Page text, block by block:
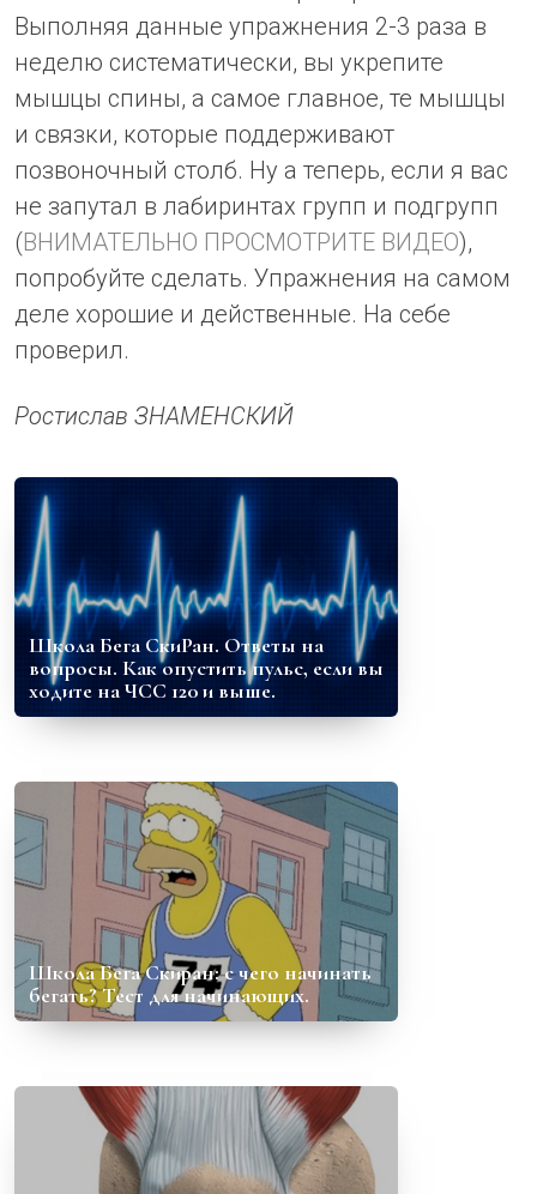
Выполняя данные упражнения 2-3 раза в
неделю систематически, вы укрепите
мышцы спины, а самое главное, те мышцы
и связки, которые поддерживают
позвоночный столб. Ну а теперь, если я вас
не запутал в лабиринтах групп и подгрупп
(ВНИМАТЕЛЬНО ПРОСМОТРИТЕ ВИДЕО),
попробуйте сделать. Упражнения на самом
деле хорошие и действенные. На себе
проверил.
Ростислав ЗНАМЕНСКИЙ
Школа Бега СкиРан. Ответы на
вопросы. Как опустить пульс, если вы
ходите на ЧСС 120 и выше.
Школа Бега Скиран: с чего начинать
бегать? Тест для начинающих.